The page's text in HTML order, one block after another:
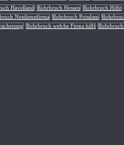
Havelland Rohrbruch Hessen Rohrbruch Hilfe
Notdienstfirma Rohrbruch Potsdam
Rohrbruch welche Firma hilft